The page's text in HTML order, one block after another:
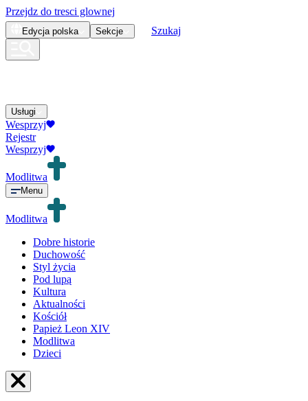
Przejdz do tresci glownej
Edycja polska Sekcje Szukaj
Usługi
Wesprzyj
Rejestr
Wesprzyj
Modlitwa
Menu
Modlitwa
Dobre historie
Duchowość
Styl życia
Pod lupą
Kultura
Aktualności
Kościół
Papież Leon XIV
Modlitwa
Dzieci